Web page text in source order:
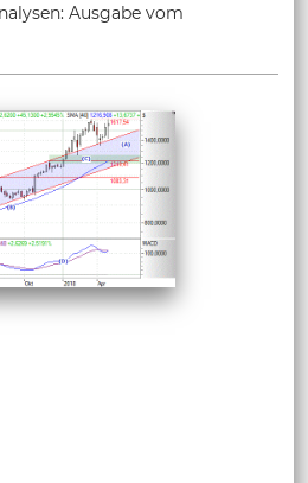
Ausgabe vom